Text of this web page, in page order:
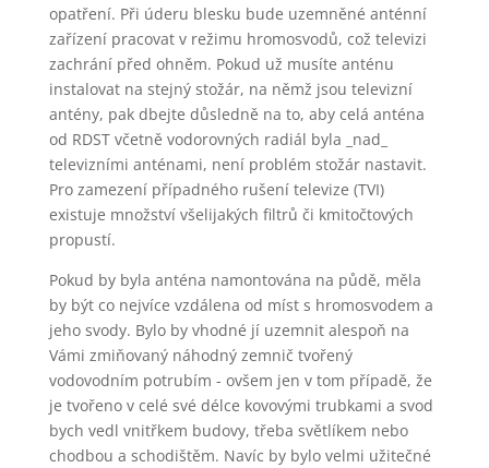
opatření. Při úderu blesku bude uzemněné anténní
zařízení pracovat v režimu hromosvodů, což televizi
zachrání před ohněm. Pokud už musíte anténu
instalovat na stejný stožár, na němž jsou televizní
antény, pak dbejte důsledně na to, aby celá anténa
od RDST včetně vodorovných radiál byla _nad_
televizními anténami, není problém stožár nastavit.
Pro zamezení případného rušení televize (TVI)
existuje množství všelijakých filtrů či kmitočtových
propustí.
Pokud by byla anténa namontována na půdě, měla
by být co nejvíce vzdálena od míst s hromosvodem a
jeho svody. Bylo by vhodné jí uzemnit alespoň na
Vámi zmiňovaný náhodný zemnič tvořený
vodovodním potrubím - ovšem jen v tom případě, že
je tvořeno v celé své délce kovovými trubkami a svod
bych vedl vnitřkem budovy, třeba světlíkem nebo
chodbou a schodištěm. Navíc by bylo velmi užitečné